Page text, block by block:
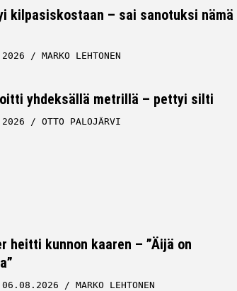
kilpasiskostaan – sai sanotuksi nämä
MARKO LEHTONEN
yhdeksällä metrillä – pettyi silti
OTTO PALOJÄRVI
heitti kunnon kaaren – ”Äijä on
06.08.2026 MARKO LEHTONEN